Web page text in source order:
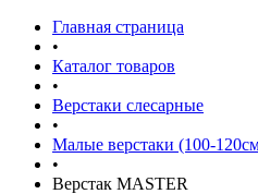
Главная страница
•
Каталог товаров
•
Верстаки слесарные
•
Малые верстаки (100-
•
Верстак MASTER